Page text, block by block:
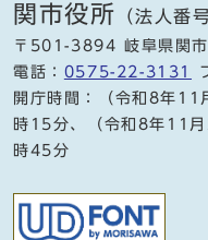
関市役所 （法人
〒501-3894 岐阜県関
電話： 0575-22-3131
開庁時間：（令和8年
時15分、（令和8年11
時45分